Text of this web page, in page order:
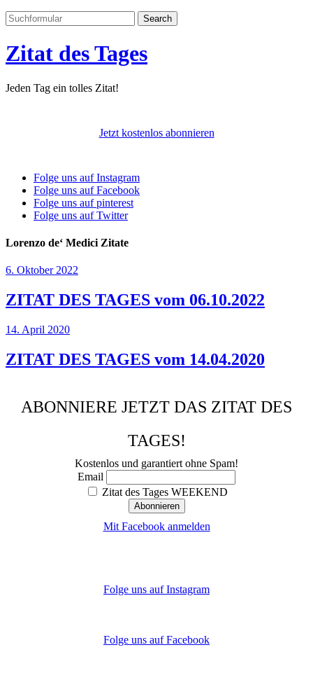
Search
Zitat des Tages
Jeden Tag ein tolles Zitat!
Jetzt kostenlos abonnieren
Folge uns auf Instagram
Folge uns auf Facebook
Folge uns auf pinterest
Folge uns auf Twitter
Lorenzo de‘ Medici Zitate
6. Oktober 2022
ZITAT DES TAGES vom 06.10.2022
14. April 2020
ZITAT DES TAGES vom 14.04.2020
ABONNIERE JETZT DAS ZITAT DES
TAGES!
Kostenlos und garantiert ohne Spam!
Email
Zitat des Tages WEEKEND
Mit Facebook anmelden
Folge uns auf Instagram
Folge uns auf Facebook